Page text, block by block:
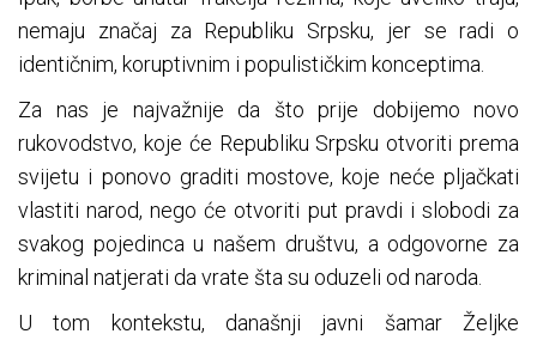
nemaju značaj za Republiku Srpsku, jer se radi o
identičnim, koruptivnim i populističkim konceptima.
Za nas je najvažnije da što prije dobijemo novo
rukovodstvo, koje će Republiku Srpsku otvoriti prema
svijetu i ponovo graditi mostove, koje neće pljačkati
vlastiti narod, nego će otvoriti put pravdi i slobodi za
svakog pojedinca u našem društvu, a odgovorne za
kriminal natjerati da vrate šta su oduzeli od naroda.
U tom kontekstu, današnji javni šamar Željke